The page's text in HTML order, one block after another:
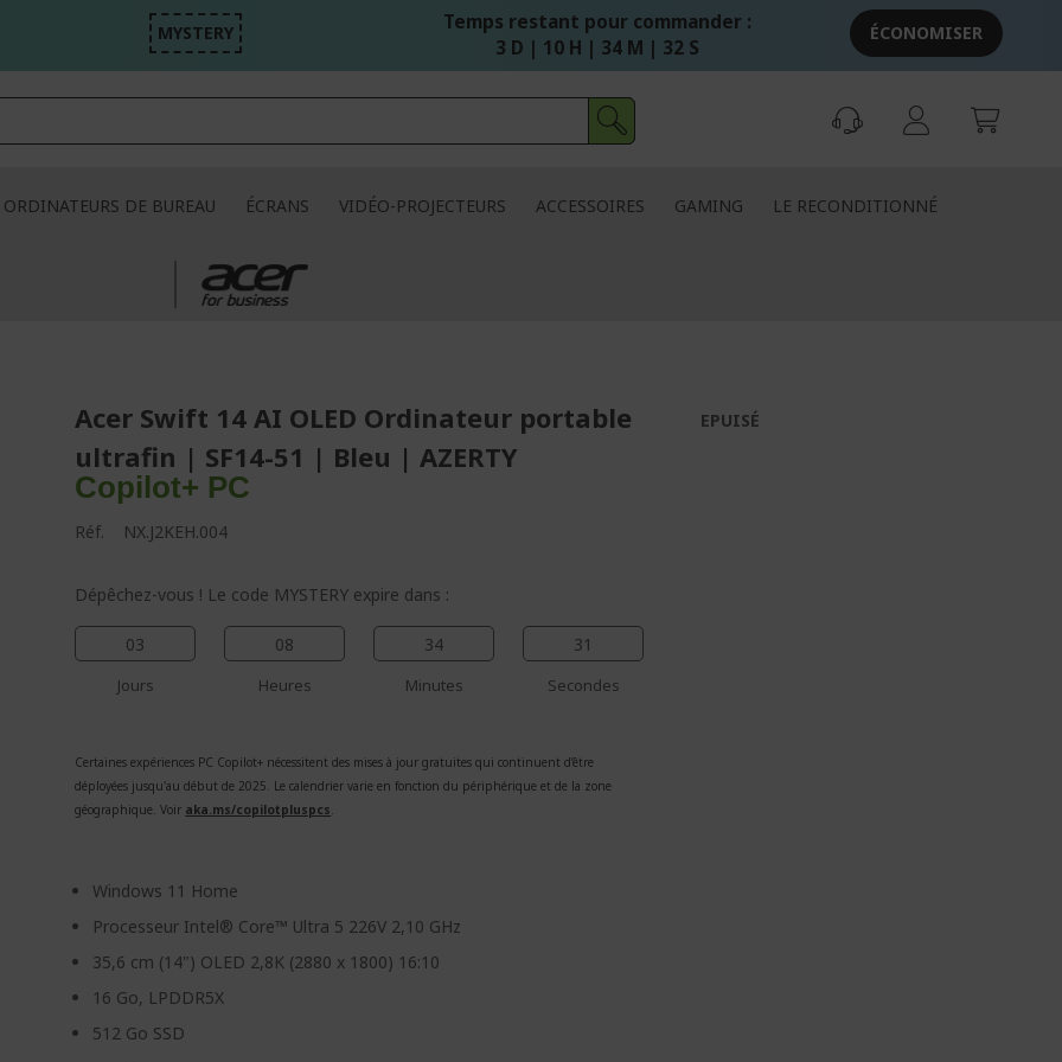
MYSTERY
Temps restant pour commander :
3 D | 10 H | 34 M | 31 S
ÉCONOMISER
ORDINATEURS DE BUREAU ÉCRANS VIDÉO-PROJECTEURS ACCESSOIRES GAMING LE RECONDITIONNÉ
Acer Swift 14 AI OLED Ordinateur portable
ultrafin | SF14-51 | Bleu | AZERTY
Copilot+ PC
Réf. NX.J2KEH.004
Dépêchez-vous ! Le code MYSTERY expire dans :
03
Jours
08
Heures
34
Minutes
30
Secondes
Certaines expériences PC Copilot+ nécessitent des mises à jour gratuites qui continuent d’être
déployées jusqu'au début de 2025. Le calendrier varie en fonction du périphérique et de la zone
géographique. Voir aka.ms/copilotpluspcs.
Windows 11 Home
Processeur Intel® Core™ Ultra 5 226V 2,10 GHz
35,6 cm (14") OLED 2,8K (2880 x 1800) 16:10
16 Go, LPDDR5X
512 Go SSD
EPUISÉ